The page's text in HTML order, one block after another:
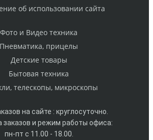
об использовании сайта
Фото и Видео техника
Пневматика, прицелы
Детские товары
Бытовая техника
телескопы, микроскопы
на сайте : круглосуточно.
заказов и режим работы офиса:
пн-пт с 11.00 - 18.00.